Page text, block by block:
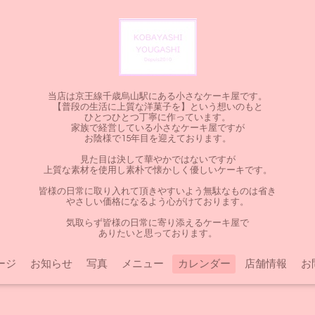
当店は京王線千歳烏山駅にある小さなケーキ屋です。
【普段の生活に上質な洋菓子を】という想いのもと
ひとつひとつ丁寧に作っています。
家族で経営している小さなケーキ屋ですが
お陰様で15年目を迎えております。
見た目は決して華やかではないですが
上質な素材を使用し素朴で懐かしく優しいケーキです。
皆様の日常に取り入れて頂きやすいよう無駄なものは省き
やさしい価格になるよう心がけております。
気取らず皆様の日常に寄り添えるケーキ屋で
ありたいと思っております。
ジ お知らせ 写真 メニュー カレンダー 店舗情報 お